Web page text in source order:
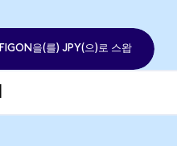
FIGON을(를) JPY(으)로 스왑